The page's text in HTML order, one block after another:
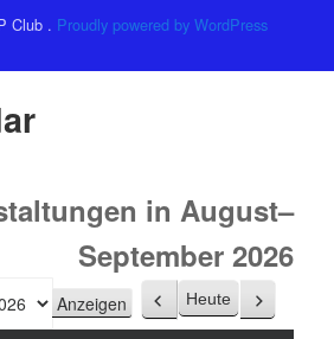
in August–
September 2026
Zurück
Heute Weiter
Club . Proudly powered by WordPress